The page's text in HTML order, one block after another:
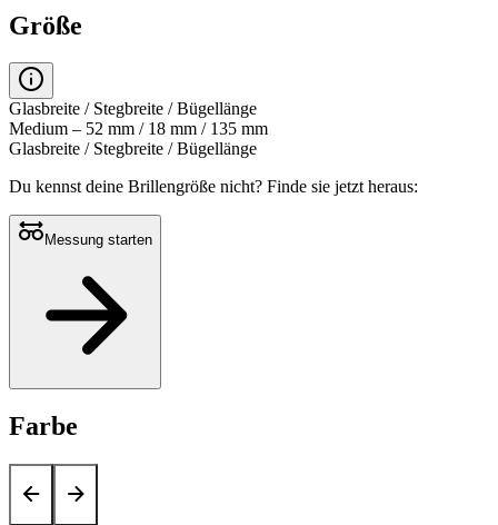
Größe
Glasbreite / Stegbreite / Bügellänge
Medium – 52 mm / 18 mm / 135 mm
Glasbreite / Stegbreite / Bügellänge
Du kennst deine Brillengröße nicht? Finde sie jetzt heraus:
Messung starten
Farbe